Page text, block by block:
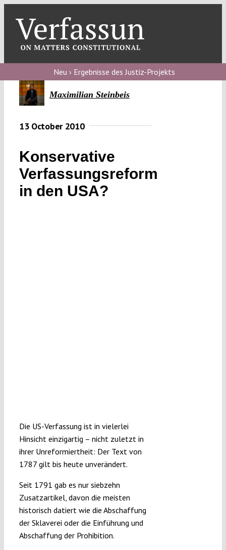
content
blog
Verfassungs
Verfassungs
Verfassungs
editorial
Neu › Ergebnisse des Justiz-Projekts
Maximilian Steinbeis
13 October 2010
Konservative
Verfassungsreform
in den USA?
Die US-Verfassung ist in vielerlei
Hinsicht einzigartig – nicht zuletzt in
ihrer Unreformiertheit: Der Text von
1787 gilt bis heute unverändert.
Seit 1791 gab es nur siebzehn
Zusatzartikel, davon die meisten
historisch datiert wie die Abschaffung
der Sklaverei oder die Einführung und
Abschaffung der Prohibition.